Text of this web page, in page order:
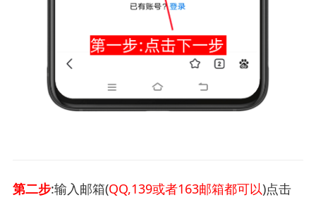
第二步:输入邮箱(QQ,139或者163邮箱都可以)点击